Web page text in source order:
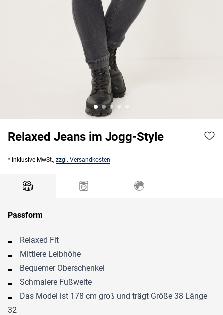
Relaxed Jeans im Jogg-Style
* inklusive MwSt., zzgl. Versandkosten
Passform
Relaxed Fit
Mittlere Leibhöhe
Bequemer Oberschenkel
Schmalere Fußweite
Das Model ist 178 cm groß und trägt Größe 38 Länge
32